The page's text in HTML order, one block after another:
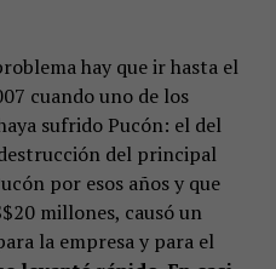
hay que ir hasta el
cuando uno de los
sufrido Pucón: el del
del principal
por esos años y que
millones, causó un
la empresa y para el